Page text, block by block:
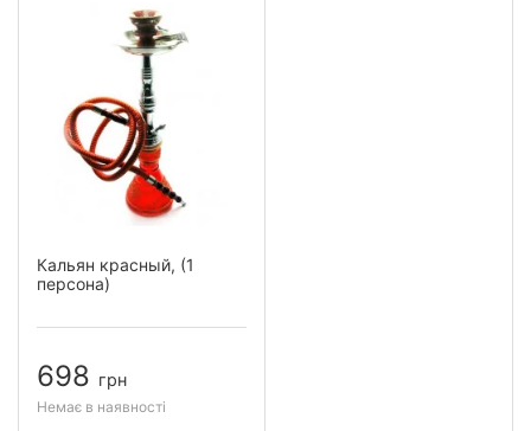
Кальян красный, (1
персона)
698 грн
Немає в наявності